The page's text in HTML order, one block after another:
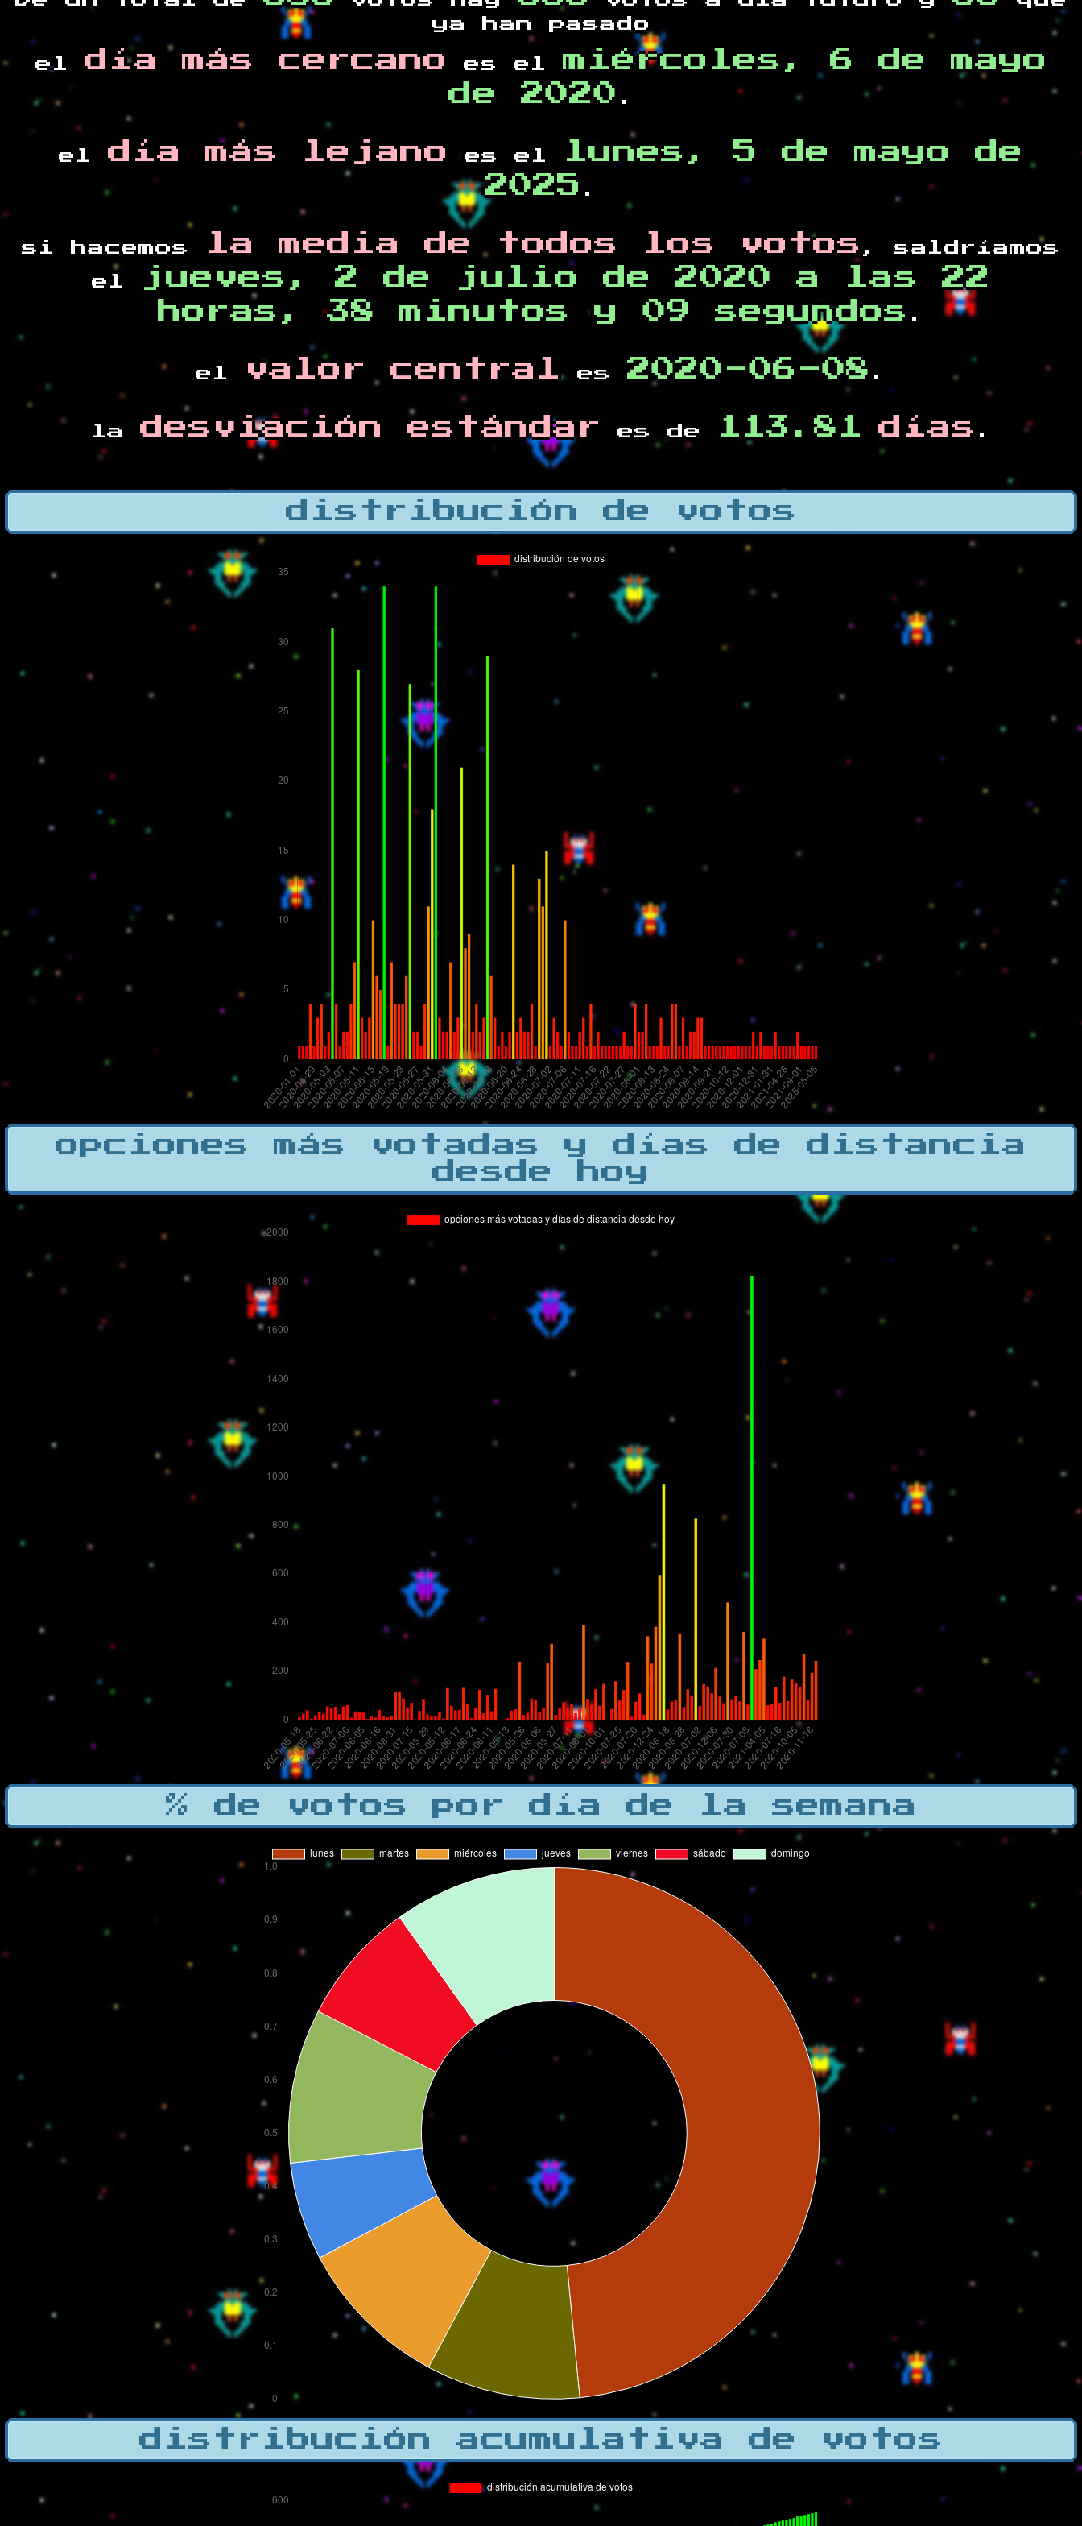
ya han pasado
el día más cercano es el miércoles, 6 de mayo
de 2020 .
el día más lejano es el
lunes, 5 de mayo de
2025 .
si hacemos la media de todos los votos , saldríamos
el
jueves, 2 de julio de 2020 a las 22
horas, 38 minutos y 09 segundos .
el valor centrales 2020-06-08 .
la desviación estándar es de 113.81 días .
distribución de votos
opciones más votadas y días de distancia
desde hoy
% de votos por día de la semana
distribución acumulativa de votos